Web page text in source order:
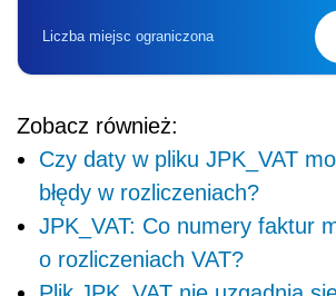
Liczba miejsc ograniczona
Zobacz również:
Czy daty w pliku JPK_VAT
błędy w rozliczeniach?
JPK_VAT: Co numery faktur
o rozliczeniach VAT?